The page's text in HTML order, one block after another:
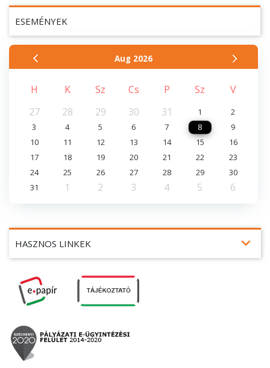
HASZNOS LINKEK expand_more
ESEMÉNYEK
Aug 2026
H K Sz Cs P Sz
V
27
28 29 30 31 1
2
3
4 5 6 7 8
9
10
11 12 13 14 15
16
17
18 19 20 21 22
23
24
25 26 27 28 29
30
31
1 2 3 4 5 6